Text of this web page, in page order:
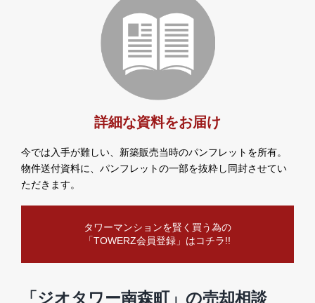
詳細な資料をお届け
今では入手が難しい、新築販売当時のパンフレットを所有。
物件送付資料に、パンフレットの一部を抜粋し同封させてい
ただきます。
タワーマンションを賢く買う為の
「TOWERZ会員登録」はコチラ!!
「ジオタワー南森町」の売却相談